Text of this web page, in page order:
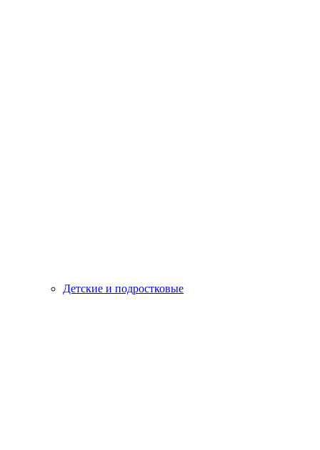
Детские и подростковые